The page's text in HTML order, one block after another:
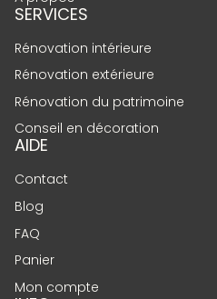
SERVICES
Rénovation intérieure
Rénovation extérieure
Rénovation du patrimoine
Conseil en décoration
AIDE
Contact
Blog
FAQ
Panier
Mon compte